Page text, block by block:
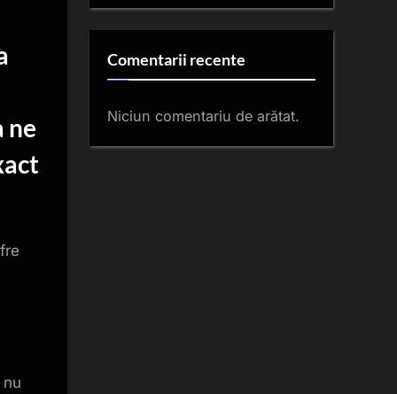
ne
Comentarii recente
Niciun comentariu de arătat.